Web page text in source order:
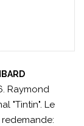
Raymond
"Tintin". Le